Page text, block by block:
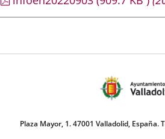
Plaza Mayor, 1. 47001 Valladolid, España.